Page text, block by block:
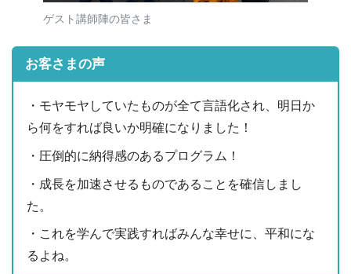
ゲスト講師陣の皆さま
お客さまの声
・モヤモヤしていたものが全て言語化され、明日か
ら何をすれば良いか明確になりました！
・圧倒的に納得感のあるプログラム！
・成長を加速させるものであることを確信しまし
た。
・これを学んで実践すればみんな幸せに、平和にな
るよね。